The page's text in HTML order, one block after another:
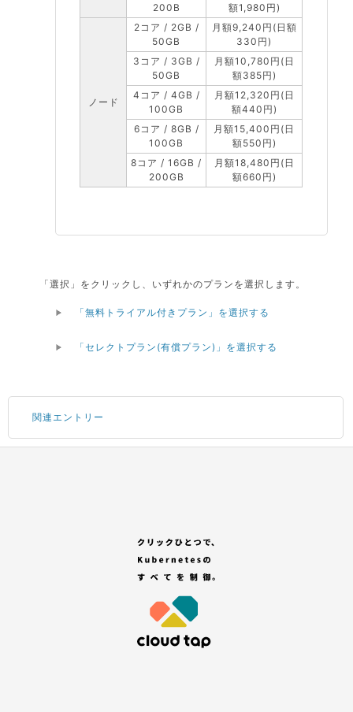
200B
額1,980円)
ノード
2コア / 2GB /
50GB
月額9,240円(日額
330円)
3コア / 3GB /
50GB
月額10,780円(日
額385円)
4コア / 4GB /
100GB
月額12,320円(日
額440円)
6コア / 8GB /
100GB
月額15,400円(日
額550円)
8コア / 16GB /
200GB
月額18,480円(日
額660円)
「選択」をクリックし、いずれかのプランを選択します。
「無料トライアル付きプラン」を選択する
「セレクトプラン(有償プラン)」を選択する
関連エントリー
「無料トライアル付きプラン」を選択する